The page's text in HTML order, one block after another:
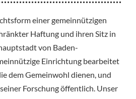
einer gemeinnützigen
Haftung und ihren Sitz in
von Baden-
Einrichtung bearbeitet
dem Gemeinwohl dienen, und
Forschung öffentlich. Unser